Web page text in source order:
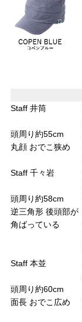
Staff 井筒
頭周り約55cm
丸顔 おでこ狭め
Staff 千々岩
頭周り約58cm
逆三角形 後頭部が
角ばっている
Staff 本並
頭周り約60cm
面長 おでこ広め